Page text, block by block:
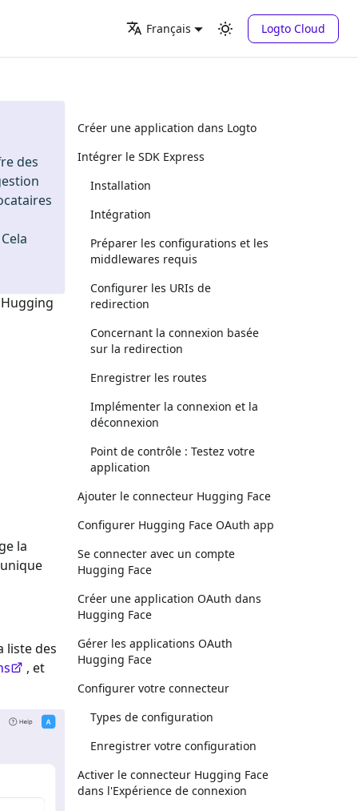
Français Logto Cloud
des
Hugging
la
liste des
, et
Créer une application dans Logto
Intégrer le SDK Express
Installation
Intégration
Préparer les configurations et les
middlewares requis
Configurer les URIs de
redirection
Concernant la connexion basée
sur la redirection
Enregistrer les routes
Implémenter la connexion et la
déconnexion
Point de contrôle : Testez votre
application
Ajouter le connecteur Hugging Face
Configurer Hugging Face OAuth app
Se connecter avec un compte
Hugging Face
Créer une application OAuth dans
Hugging Face
Gérer les applications OAuth
Hugging Face
Configurer votre connecteur
Types de configuration
Enregistrer votre configuration
Activer le connecteur Hugging Face
dans l'Expérience de connexion